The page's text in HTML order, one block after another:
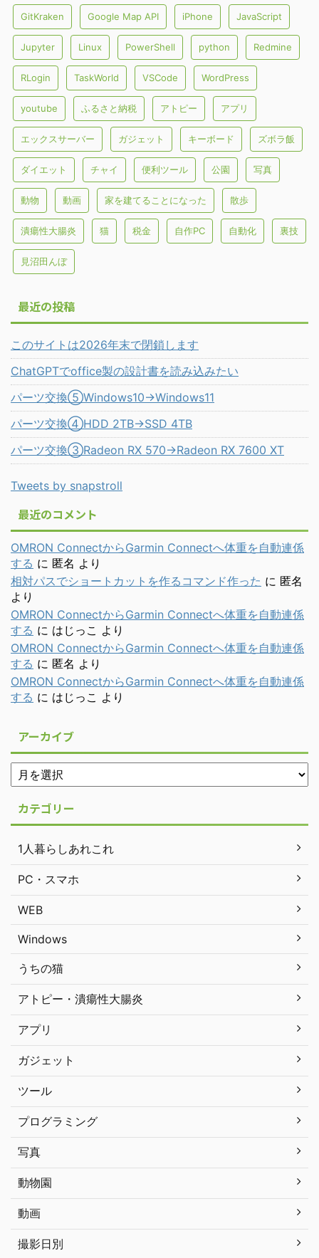
GitKraken Google Map API iPhone JavaScript
Jupyter Linux PowerShell python Redmine
RLogin TaskWorld VSCode WordPress
youtube ふるさと納税 アトピー アプリ
エックスサーバー ガジェット キーボード ズボラ飯
ダイエット チャイ 便利ツール 公園 写真
動物 動画 家を建てることになった 散歩
潰瘍性大腸炎 猫 税金 自作PC 自動化 裏技
見沼田んぼ
最近の投稿
このサイトは2026年末で閉鎖します
ChatGPTでoffice製の設計書を読み込みたい
パーツ交換⑤Windows10→Windows11
パーツ交換④HDD 2TB→SSD 4TB
パーツ交換③Radeon RX 570→Radeon RX 7600 XT
Tweets by snapstroll
最近のコメント
OMRON ConnectからGarmin Connectへ体重を自動連係
する に 匿名 より
相対パスでショートカットを作るコマンド作った に 匿名
より
OMRON ConnectからGarmin Connectへ体重を自動連係
する に はじっこ より
OMRON ConnectからGarmin Connectへ体重を自動連係
する に 匿名 より
OMRON ConnectからGarmin Connectへ体重を自動連係
する に はじっこ より
アーカイブ
カテゴリー
1人暮らしあれこれ
PC・スマホ
WEB
Windows
うちの猫
アトピー・潰瘍性大腸炎
アプリ
ガジェット
ツール
プログラミング
写真
動物園
動画
撮影日別